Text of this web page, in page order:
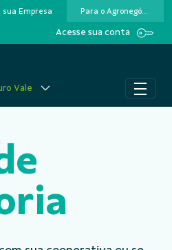
sua Empresa Para o Agronegócio
Acesse sua conta
Vale